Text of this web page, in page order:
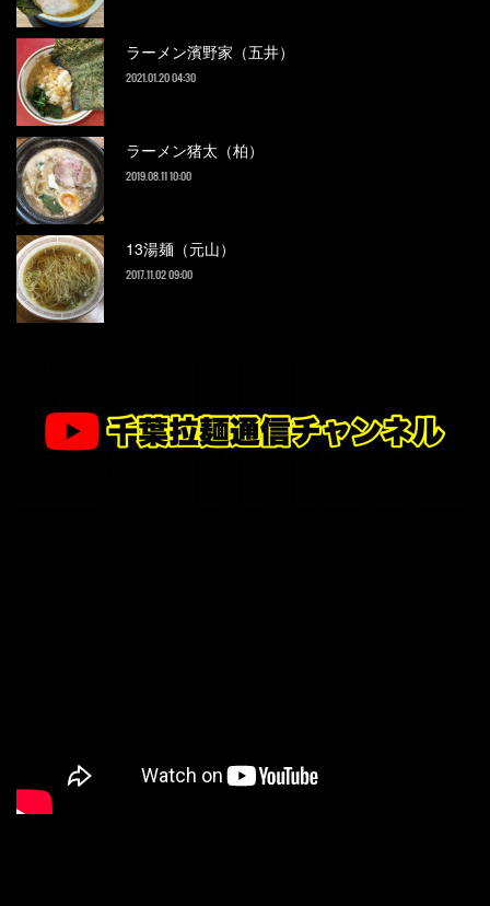
ラーメン濱野家（五井）
2021.01.20 04:30
ラーメン猪太（柏）
2019.08.11 10:00
13湯麺（元山）
2017.11.02 09:00